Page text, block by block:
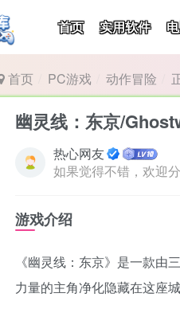
首页 实用软件
首页 PC游戏 动作冒险
幽灵线：东京/
热心网友
如果觉得不错，欢迎
游戏介绍
《幽灵线：东京》是一款
力量的主角净化隐藏在这座